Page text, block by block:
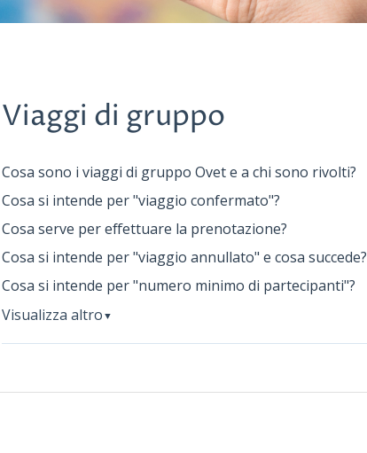
Viaggi di gruppo
Cosa sono i viaggi di gruppo Ovet e a chi sono rivolti?
Cosa si intende per "viaggio confermato"?
Cosa serve per effettuare la prenotazione?
Cosa si intende per "viaggio annullato" e cosa succede?
Cosa si intende per "numero minimo di partecipanti"?
Visualizza altro ▼